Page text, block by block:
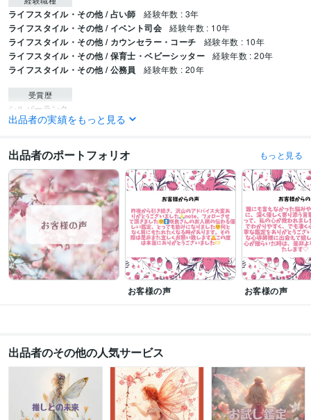
ライフスタイル・その他 / 占い師 経験年数 : 3年
ライフスタイル・その他 / イベント司会 経験年数 : 10年
ライフスタイル・その他 / カウンセラー・コーチ 経験年数 : 10年
ライフスタイル・その他 / 保育士・ベビーシッター 経験年数 : 20年
ライフスタイル・その他 / 公務員 経験年数 : 20年
受賞歴
シルバーランク
認定心理士
保育士 取得年 : 1989年
幼稚園教諭免許 取得年 : 1989年
普通自動車第一種運転免許 取得年 : 1989年
ビジネス・クリエイティブツール
Excel:25年Google スプレッドシート:2年Google ドキュメント:2年
PowerPoint:15年Word:25年Moneyfoward:1年ChatGPT:0年
iMovie:3年
Canva:0年
得意分野
悩み相談・カウンセリング 霊感タロット×恋愛カウンセリング
出品者の実績をもっと見る
出品者のポートフォリオ もっと見る
お客様の声 お客様の声
出品者のその他の人気サービス